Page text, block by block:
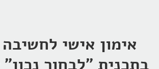
אימון אישי לחשיבה